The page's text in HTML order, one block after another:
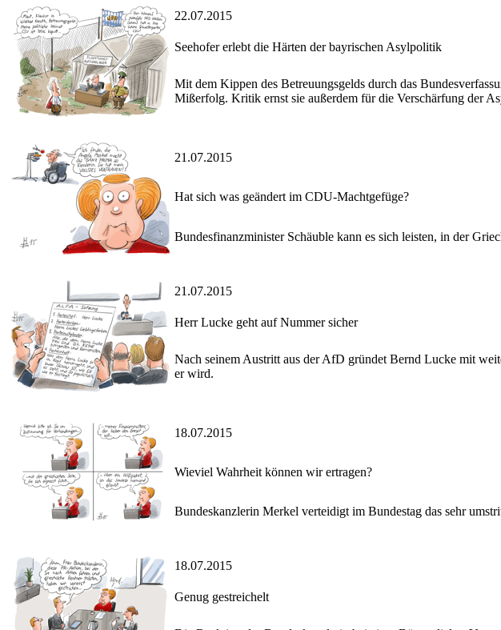
22.07.2015
Seehofer erlebt die Härten der bayrischen Asylpolitik
Mit dem Kippen des Betreuungsgelds durch das
Mißerfolg. Kritik ernst sie außerdem für die Verschärfung der
21.07.2015
Hat sich was geändert im CDU-Machtgefüge?
Bundesfinanzminister Schäuble kann es sich leisten, in der
21.07.2015
Herr Lucke geht auf Nummer sicher
Nach seinem Austritt aus der AfD gründet Bernd Lucke mit
er wird.
18.07.2015
Wieviel Wahrheit können wir ertragen?
Bundeskanzlerin Merkel verteidigt im Bundestag das sehr
18.07.2015
Genug gestreichelt